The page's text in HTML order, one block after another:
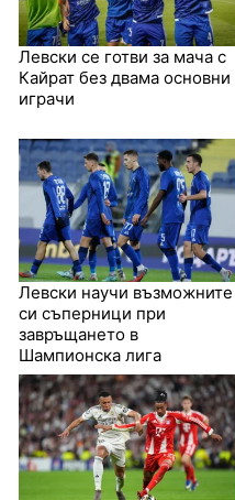
Левски се готви за мача с
Кайрат без двама основни
играчи
Левски научи възможните
си съперници при
завръщането в
Шампионска лига